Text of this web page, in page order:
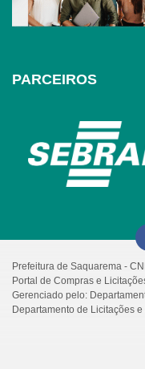
PARCEIROS
Prefeitura de Saquarema -
Portal de Compras e
Gerenciado pelo:
Departamento de Licitações